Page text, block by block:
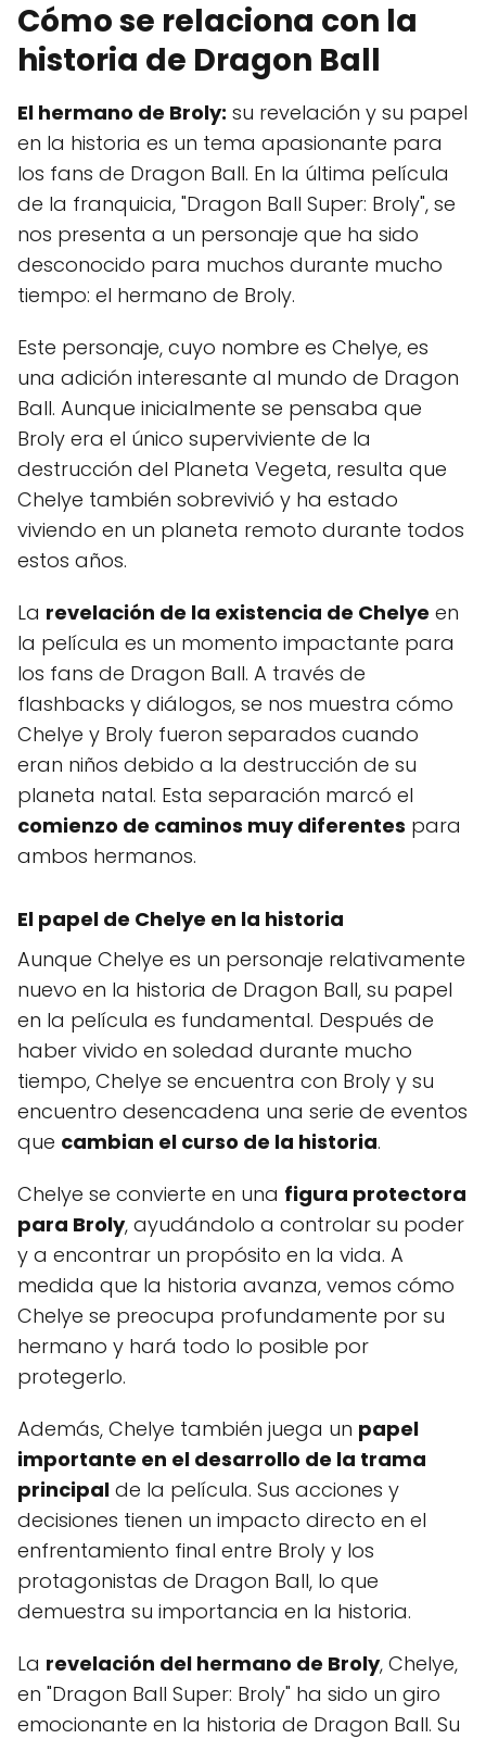
Cómo se relaciona con la
historia de Dragon Ball
El hermano de Broly: su revelación y su papel
en la historia es un tema apasionante para
los fans de Dragon Ball. En la última película
de la franquicia, "Dragon Ball Super: Broly", se
nos presenta a un personaje que ha sido
desconocido para muchos durante mucho
tiempo: el hermano de Broly.
Este personaje, cuyo nombre es Chelye, es
una adición interesante al mundo de Dragon
Ball. Aunque inicialmente se pensaba que
Broly era el único superviviente de la
destrucción del Planeta Vegeta, resulta que
Chelye también sobrevivió y ha estado
viviendo en un planeta remoto durante todos
estos años.
La revelación de la existencia de Chelye en
la película es un momento impactante para
los fans de Dragon Ball. A través de
flashbacks y diálogos, se nos muestra cómo
Chelye y Broly fueron separados cuando
eran niños debido a la destrucción de su
planeta natal. Esta separación marcó el
comienzo de caminos muy diferentes para
ambos hermanos.
El papel de Chelye en la historia
Aunque Chelye es un personaje relativamente
nuevo en la historia de Dragon Ball, su papel
en la película es fundamental. Después de
haber vivido en soledad durante mucho
tiempo, Chelye se encuentra con Broly y su
encuentro desencadena una serie de eventos
que cambian el curso de la historia.
Chelye se convierte en una figura protectora
para Broly, ayudándolo a controlar su poder
y a encontrar un propósito en la vida. A
medida que la historia avanza, vemos cómo
Chelye se preocupa profundamente por su
hermano y hará todo lo posible por
protegerlo.
Además, Chelye también juega un papel
importante en el desarrollo de la trama
principal de la película. Sus acciones y
decisiones tienen un impacto directo en el
enfrentamiento final entre Broly y los
protagonistas de Dragon Ball, lo que
demuestra su importancia en la historia.
La revelación del hermano de Broly, Chelye,
en "Dragon Ball Super: Broly" ha sido un giro
emocionante en la historia de Dragon Ball. Su